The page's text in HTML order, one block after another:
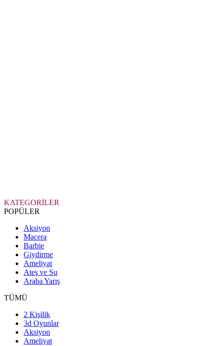
KATEGORİLER
POPÜLER
Aksiyon
Macera
Barbie
Giydirme
Ameliyat
Ateş ve Su
Araba Yarış
TÜMÜ
2 Kişilik
3d Oyunlar
Aksiyon
Ameliyat